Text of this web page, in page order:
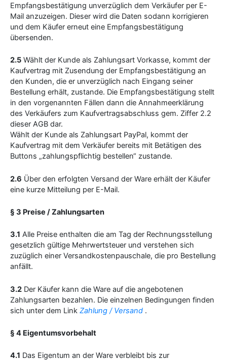
Empfangsbestätigung unverzüglich dem Verkäufer per E-
Mail anzuzeigen. Dieser wird die Daten sodann korrigieren
und dem Käufer erneut eine Empfangsbestätigung
übersenden.
2.5 Wählt der Kunde als Zahlungsart Vorkasse, kommt der
Kaufvertrag mit Zusendung der Empfangsbestätigung an
den Kunden, die er unverzüglich nach Eingang seiner
Bestellung erhält, zustande. Die Empfangsbestätigung stellt
in den vorgenannten Fällen dann die Annahmeerklärung
des Verkäufers zum Kaufvertragsabschluss gem. Ziffer 2.2
dieser AGB dar.
Wählt der Kunde als Zahlungsart PayPal, kommt der
Kaufvertrag mit dem Verkäufer bereits mit Betätigen des
Buttons „zahlungspflichtig bestellen“ zustande.
2.6 Über den erfolgten Versand der Ware erhält der Käufer
eine kurze Mitteilung per E-Mail.
§ 3 Preise / Zahlungsarten
3.1 Alle Preise enthalten die am Tag der Rechnungsstellung
gesetzlich gültige Mehrwertsteuer und verstehen sich
zuzüglich einer Versandkostenpauschale, die pro Bestellung
anfällt.
3.2 Der Käufer kann die Ware auf die angebotenen
Zahlungsarten bezahlen. Die einzelnen Bedingungen finden
sich unter dem Link Zahlung / Versand .
§ 4 Eigentumsvorbehalt
4.1 Das Eigentum an der Ware verbleibt bis zur